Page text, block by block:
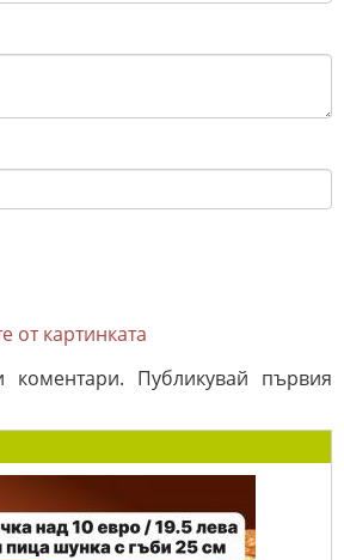
от картинката
коментари. Публикувай първия